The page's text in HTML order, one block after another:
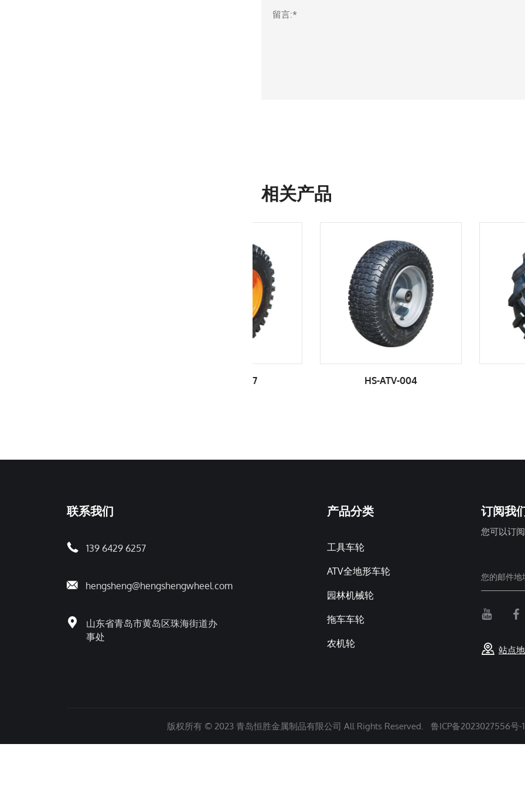
留言:*
相关产品
联系我们
139 6429 6257
hengsheng@hengshengwheel.com
山东省青岛市黄岛区珠海街道办
事处
产品分类
工具车轮
ATV全地形车轮
园林机械轮
拖车车轮
农机轮
订阅我
您可以订
站点
版权所有 © 2023 青岛恒胜金属制品有限公司 All Rights Reserved. 鲁ICP备2023027556号-1